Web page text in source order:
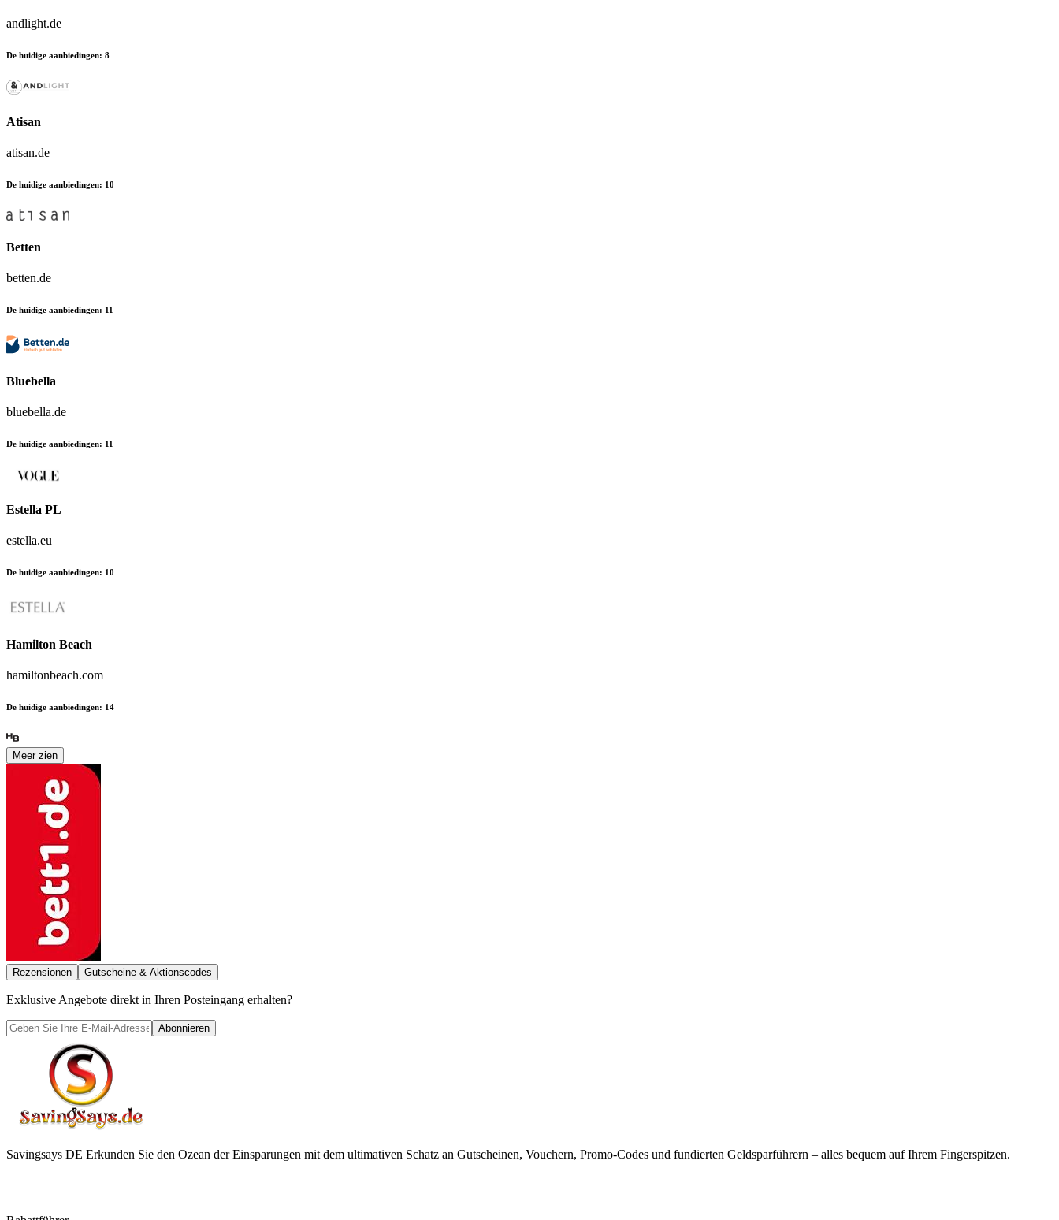
andlight.de
De huidige aanbiedingen: 8
Atisan
atisan.de
De huidige aanbiedingen: 10
Betten
betten.de
De huidige aanbiedingen: 11
Bluebella
bluebella.de
De huidige aanbiedingen: 11
Estella PL
estella.eu
De huidige aanbiedingen: 10
Hamilton Beach
hamiltonbeach.com
De huidige aanbiedingen: 14
Meer zien
Rezensionen Gutscheine & Aktionscodes
Exklusive Angebote direkt in Ihren Posteingang erhalten?
Abonnieren
Savingsays DE Erkunden Sie den Ozean der Einsparungen mit dem ultimativen Schatz an Gutscheinen, Vouchern, Promo-Codes und fundierten Geldsparführern – alles bequem auf Ihrem Fingerspitzen.